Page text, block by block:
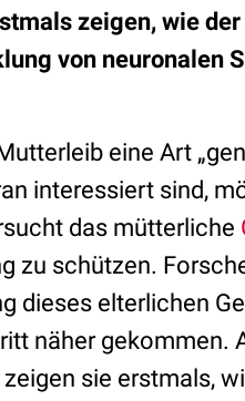
zeigen, wie
von neuronalen
eine Art
interessiert sind,
das mütterliche
zu schützen.
dieses elterlichen
näher gekommen.
sie erstmals,